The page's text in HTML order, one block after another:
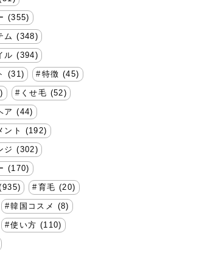
(355)
ム (348)
ル (394)
(31) 特徴 (45)
くせ毛 (52)
ア (44)
ント (192)
ジ (302)
(170)
育毛 (20)
韓国コスメ (8)
使い方 (110)